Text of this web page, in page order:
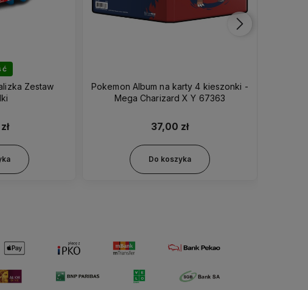
Zestaw
Pokemon Album na karty 4 kieszonki -
Mega Charizard X Y 67363
37,00 zł
Do koszyka